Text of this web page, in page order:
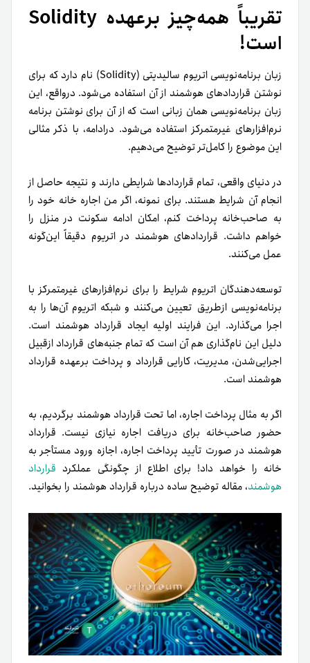
تقریباً همه‌چیز برعهده‌ Solidity
است!
زبان برنامه‌نویسی اتریوم سالیدیتی (Solidity) نام دارد که برای
نوشتن قرارداد‌های هوشمند از آن استفاده می‌شود. درواقع، این
زبان برنامه‌نویسی همان زبانی است که از آن برای نوشتن برنامه‌
نرم‌افزار‌های غیرمتمرکز استفاده می‌شود. درادامه، با ذکر مثالی
این موضوع را کامل‌تر توضیح می‌دهیم.
در دنیای واقعی، تمام قرارداد‌ها شرایطی دارند و نتیجه‌ حاصل از
انجام آن شرایط هستند. برای نمونه، اگر من اجاره‌‌ خانه‌ خود را
به صاحب‌خانه پرداخت کنم، امکان ادامه‌ سکونت در منزل را
خواهم داشت. قرارداد‌های هوشمند در اتریوم دقیقاً این‌گونه
عمل می‌کنند.
توسعه‌دهندگان اتریوم شرایط را برای نرم‌افزارهای غیرمتمرکز با
برنامه‌نویسی از‌طریق تعیین می‌کنند و شبکه‌ اتریوم آن‌‌ها را به
اجرا می‌گذارد. این فرایند اولیه‌ ایجاد قرارداد هوشمند است.
دلیل این نام‌گذاری هم آن است که تمام جنبه‌های قرارداد از‌قبیل
اجرایی‌‌شدن، مدیریت، کارایی قرارداد و پرداخت برعهده قرارداد
هوشمند است.
اگر به مثال پرداخت اجاره، اما تحت قرارداد هوشمند برگردیم، به
حضور صاحب‌خانه برای دریافت اجاره نیازی نیست. قرارداد
هوشمند در صورت تأیید پرداخت اجاره، اجازه ورود مستأجر به
خانه را خواهد داد! برای اطلاع از چگونگی عملکرد قرارداد
هوشمند، مقاله‌ توضیح ساده درباره قرارداد هوشمند را بخوانید.